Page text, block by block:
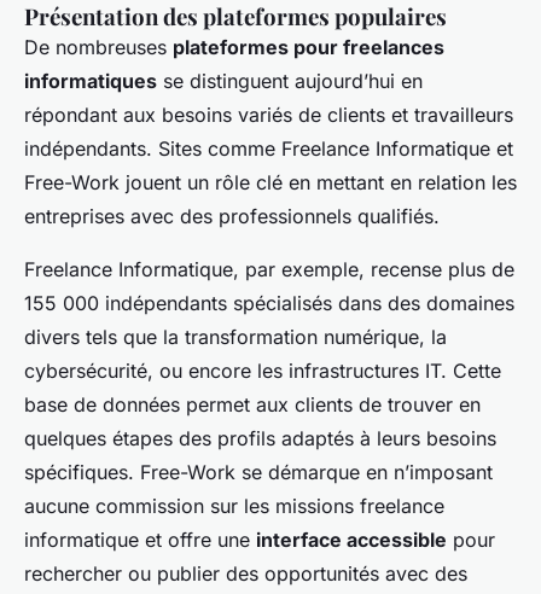
Présentation des plateformes populaires
De nombreuses plateformes pour freelances
informatiques se distinguent aujourd’hui en
répondant aux besoins variés de clients et travailleurs
indépendants. Sites comme Freelance Informatique et
Free-Work jouent un rôle clé en mettant en relation les
entreprises avec des professionnels qualifiés.
Freelance Informatique, par exemple, recense plus de
155 000 indépendants spécialisés dans des domaines
divers tels que la transformation numérique, la
cybersécurité, ou encore les infrastructures IT. Cette
base de données permet aux clients de trouver en
quelques étapes des profils adaptés à leurs besoins
spécifiques. Free-Work se démarque en n’imposant
aucune commission sur les missions freelance
informatique et offre une interface accessible pour
rechercher ou publier des opportunités avec des